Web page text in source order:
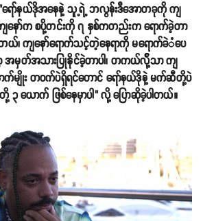
ရော်နယ်ဒိုအနေနဲ့ သူ့ရဲ့ ဘလွန်းဒီအောတခုကို ကျ
ျနော်က စပို့တင်းကို ၇ နှစ်ကတည်းက ရောက်ခဲ့တာ
ခဲ့တယ်၊ ကျနော်ရောက်သင့်တဲ့‌နေရာကို မရောက်ခဲံပေ
မှတ်အသားပြုနိုင်ခဲ့တာပါ၊ တကယ်လို့်သာ ကျ
ာက်မျိုး တဝက်ပဲရှိရင်တောင် ရော်နယ်ဒိုနဲ့ မက်ဆီတို့ပဲ
၃ ယောက် ဖြစ်နေမှာပါ" လို့ ပြောဆိုခဲ့ပါတယ်။